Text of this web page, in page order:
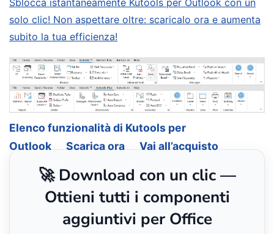
Sblocca istantaneamente Kutools per Outlook con un
solo clic! Non aspettare oltre: scaricalo ora e aumenta
subito la tua efficienza!
Elenco funzionalità di Kutools per
Outlook
Scarica ora Vai all’acquisto
🚀 Download con un clic —
Ottieni tutti i componenti
aggiuntivi per Office